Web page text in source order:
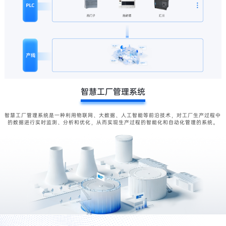
智慧工厂管理系统
智慧工厂管理系统是一种利用物联网、大数据、人工智能等前沿技术，对工厂生产过程中
的数据进行实时监测、分析和优化，从而实现生产过程的智能化和自动化管理的系统。